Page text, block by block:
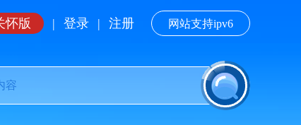
怀版 | 登录 | 注册 网站支持ipv6